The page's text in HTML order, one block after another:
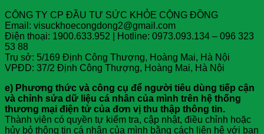
CÔNG TY CP ĐẦU TƯ SỨC KHỎE CỘNG ĐỒNG
Email: visuckhoecongdong2@gmail.com
Điện thoại: 1900.633.952 | Hotline: 0973.093.134 – 096 323
53 88
Trụ sở: 5/169 Định Công Thượng, Hoàng Mai, Hà Nội
VPĐD: 37/2 Định Công Thượng, Hoàng Mai, Hà Nội
e) Phương thức và công cụ để người tiêu dùng tiếp cận
và chỉnh sửa dữ liệu cá nhân của mình trên hệ thống
thương mại điện tử của đơn vị thu thập thông tin.
Thành viên có quyền tự kiểm tra, cập nhật, điều chỉnh hoặc
hủy bỏ thông tin cá nhân của mình bằng cách liên hệ với ban